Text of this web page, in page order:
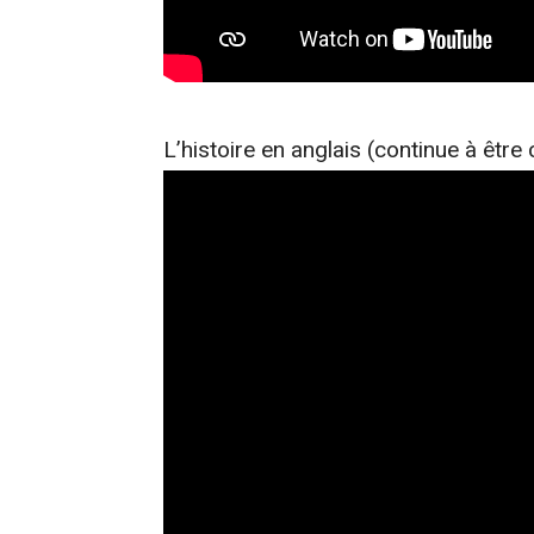
L’histoire en anglais (continue à être